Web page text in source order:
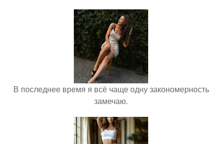
В последнее время я всё чаще одну закономерность
замечаю.